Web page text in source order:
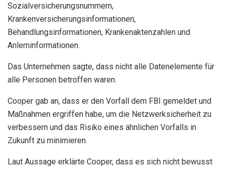
Sozialversicherungsnummern,
Krankenversicherungsinformationen,
Behandlungsinformationen, Krankenaktenzahlen und
Anlerninformationen.
Das Unternehmen sagte, dass nicht alle Datenelemente für
alle Personen betroffen waren.
Cooper gab an, dass er den Vorfall dem FBI gemeldet und
Maßnahmen ergriffen habe, um die Netzwerksicherheit zu
verbessern und das Risiko eines ähnlichen Vorfalls in
Zukunft zu minimieren.
Laut Aussage erklärte Cooper, dass es sich nicht bewusst